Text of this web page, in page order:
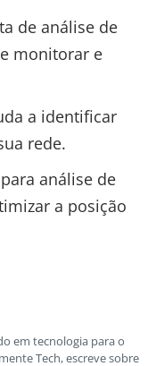
de análise de
monitorar e
a identificar
rede.
análise de
a posição
em tecnologia para o
Tech, escreve sobre